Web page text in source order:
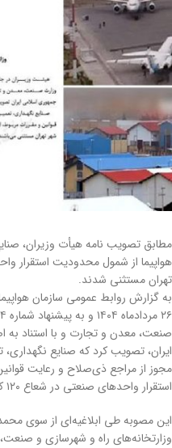
مطابق تصویب نامه هیأت وزیران،
تهران مستثنی شدند.
به گزارش روابط عمومی سازمان
ایران، تصویب کرد که صنایع نگهداری،
مجوز از مراجع ذی‌صلاح و رعایت
استقرار واحدهای صنعتی در شعاع ۱۲۰ کیلومتری شهر تهران مستثنی شوند.
این مصوبه طی ابلاغیه‌ای از سوی
وزارتخانه‌های راه و شهرسازی و